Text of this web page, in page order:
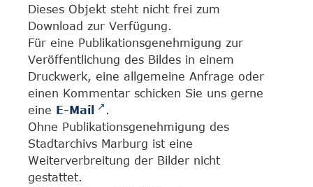
Dieses Objekt steht nicht frei zum
Download zur Verfügung.
Für eine Publikationsgenehmigung zur
Veröffentlichung des Bildes in einem
Druckwerk, eine allgemeine Anfrage oder
einen Kommentar schicken Sie uns gerne
eine E-Mail
.
Ohne Publikationsgenehmigung des
Stadtarchivs Marburg ist eine
Weiterverbreitung der Bilder nicht
gestattet.